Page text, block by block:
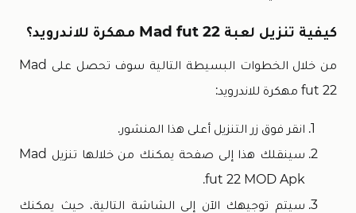
كيفية تنزيل لعبة Mad fut 22 مهكرة للاندرويد؟
من خلال الخطوات البسيطة التالية سوف تحصل على Mad
fut 22 مهكرة للاندرويد:
انقر فوق زر التنزيل أعلى هذا المنشور.
سينقلك هذا إلى صفحة يمكنك من خلالها تنزيل Mad
fut 22 MOD Apk.
سيتم توجيهك الآن إلى الشاشة التالية، حيث يمكنك